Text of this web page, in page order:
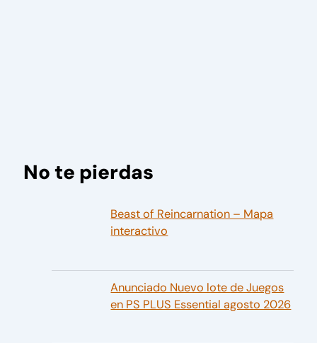
No te pierdas
Beast of Reincarnation – Mapa
interactivo
Anunciado Nuevo lote de Juegos
en PS PLUS Essential agosto 2026